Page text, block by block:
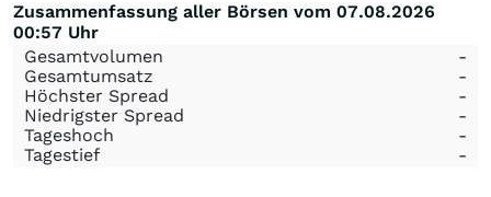
Zusammenfassung aller Börsen vom 07.08.2026
00:57 Uhr
Gesamtvolumen
-
Gesamtumsatz
-
Höchster Spread
-
Niedrigster Spread
-
Tageshoch
-
Tagestief
-